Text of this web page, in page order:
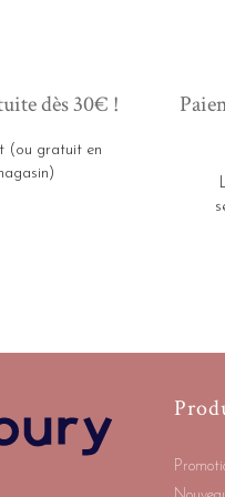
dès 30€ !
(ou gratuit en